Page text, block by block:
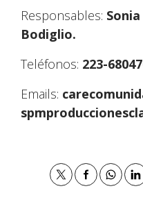
Responsables:
Bodiglio.
Teléfonos: 223-
Emails: